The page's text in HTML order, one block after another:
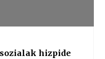
sozialak hizpide